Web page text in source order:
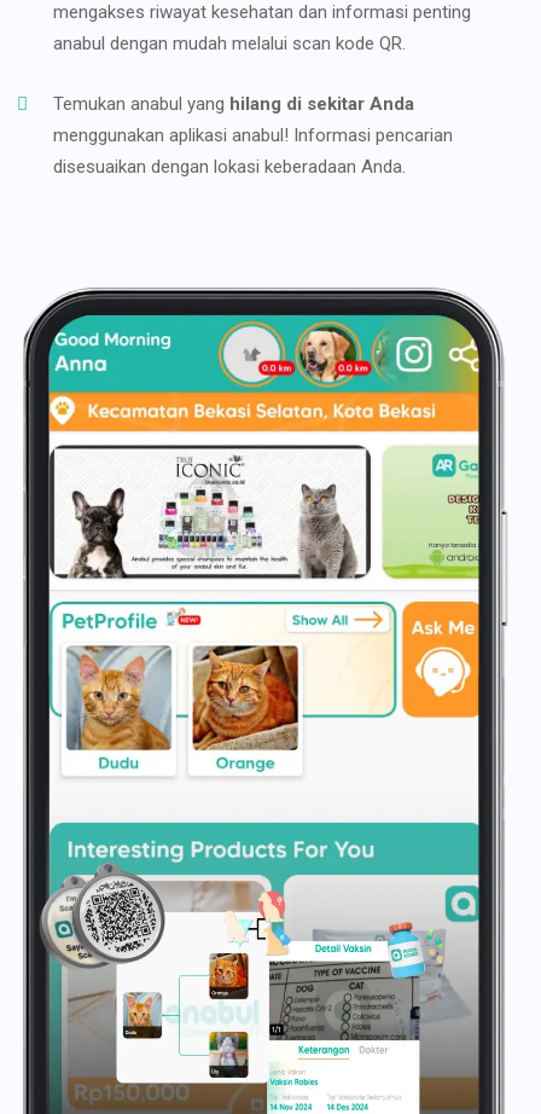
mengakses riwayat kesehatan dan informasi penting
anabul dengan mudah melalui scan kode QR.
Temukan anabul yang hilang di sekitar Anda
menggunakan aplikasi anabul! Informasi pencarian
disesuaikan dengan lokasi keberadaan Anda.